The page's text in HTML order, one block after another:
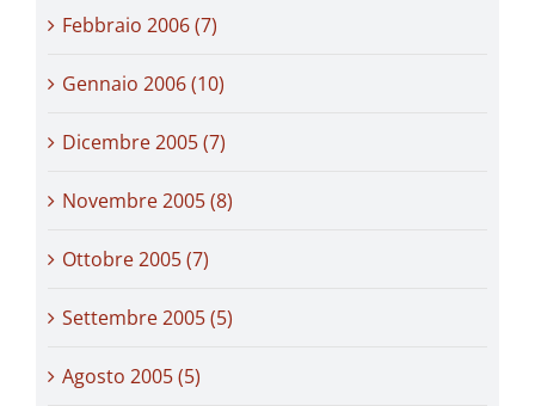
Febbraio 2006 (7)
Gennaio 2006 (10)
Dicembre 2005 (7)
Novembre 2005 (8)
Ottobre 2005 (7)
Settembre 2005 (5)
Agosto 2005 (5)